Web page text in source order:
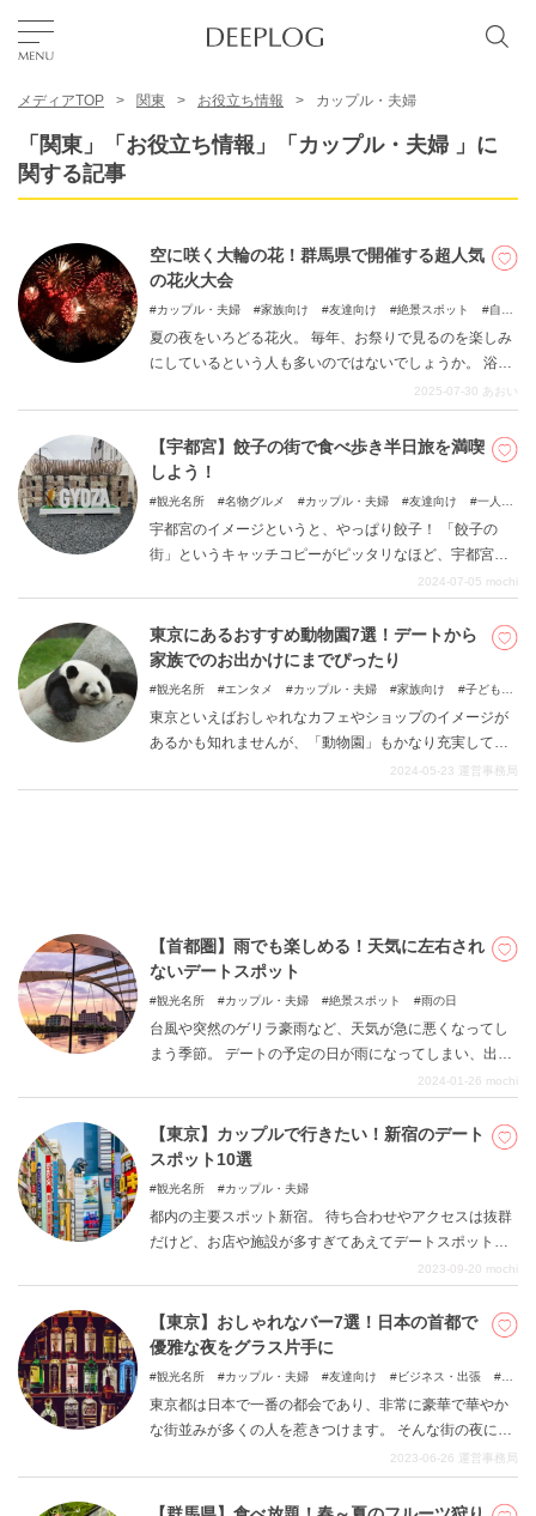
TOP
エリア
カテゴリー
USD
DEEPLOGとは
プライバシーポリシー
お問い合わせ
運営会社
メディアTOP 関東 お役立ち情報 カップル・夫婦
「関東」「お役立ち情報」「カップル・夫婦 」に
関する記事
空に咲く大輪の花！群馬県で開催する超人気
の花火大会
カップル・夫婦 家族向け 友達向け 絶景スポット
自
夏の夜をいろどる花火。 毎年、お祭りで見るのを楽しみ
にしているという人も多いのではないでしょうか。 浴衣
を着たり、屋台でおいしいものを買ったりするのも醍醐
味。 群馬県でも、例年多くの花火大会が開催されます。
今回は、そのなかでも特に人気のものを選り抜きでご紹
介。 近隣の観光スポットについてもふれますので、ぜひ
2025-07-30 あおい
【宇都宮】餃子の街で食べ歩き半日旅を満喫
しよう！
観光名所 名物グルメ カップル・夫婦 友達向け
一人
宇都宮のイメージというと、やっぱり餃子！ 「餃子の
街」というキャッチコピーがピッタリなほど、宇都宮は
こそ、 普段の観光地ではマンネリ化してしまって、新し
いことがしたいと思っているみなさん！ ぜひ夏前のプチ
ドライブ旅に宇都宮を選んでみてください。 栃木という
で、東京や神奈川からのアクセスも抜群なので、日帰り
2024-07-05 mochi
東京にあるおすすめ動物園7選！デートから
家族でのお出かけにまでぴったり
観光名所 エンタメ カップル・夫婦 家族向け
子どもと
東京といえばおしゃれなカフェやショップのイメージが
あるかも知れませんが、「動物園」もかなり充実してい
はじめ、さまざまな動物園が実は東京にはあります。 そ
2024-05-23 運営事務局
【首都圏】雨でも楽しめる！天気に左右され
ないデートスポット
観光名所 カップル・夫婦 絶景スポット 雨の日
台風や突然のゲリラ豪雨など、天気が急に悪くなってし
まう季節。 デートの予定の日が雨になってしまい、出か
けずにお部屋デートばかりになってしまっていません
ら思いっきり遊びたいですよね。 今回はカップルで楽し
める、天気に左右されないデートスポットをご紹介しま
す。 雨の日デートのマンネリ解消にはもちろん、天気に
2024-01-26 mochi
【東京】カップルで行きたい！新宿のデート
スポット10選
観光名所 カップル・夫婦
都内の主要スポット新宿。 待ち合わせやアクセスは抜群
だけど、お店や施設が多すぎてあえてデートスポットに
せず、乗換駅として利用していませんか？ 実は新宿には
す！ 本記事ではそんな都会の喧騒を忘れてのんびりでき
る新宿の定番観光地をご紹介。 ぜひ、次回のデートで訪
れてみてくださいね！
2023-09-20 mochi
【東京】おしゃれなバー7選！日本の首都で
優雅な夜をグラス片手に
観光名所 カップル・夫婦 友達向け ビジネス・出張
東京都は日本で一番の都会であり、非常に豪華で華やか
な街並みが多くの人を惹きつけます。 そんな街の夜には
やはりグラスを傾けたくなるというのが大人というもの
です。東京の街並みを感じながら、大人っぽくてギラギ
ラしたオシャレなひと時をお過ごしください。
2023-06-26 運営事務局